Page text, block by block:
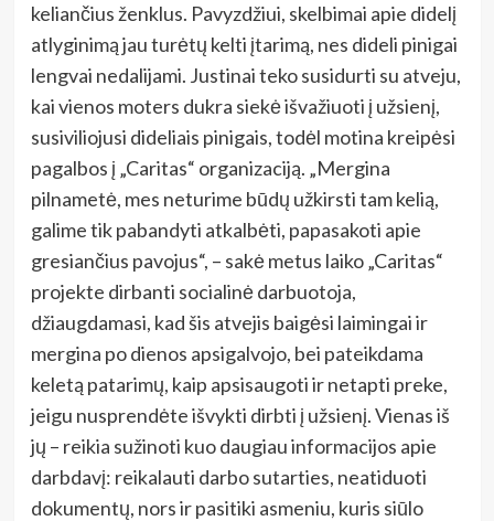
keliančius ženklus. Pavyzdžiui, skelbimai apie didelį
atlyginimą jau turėtų kelti įtarimą, nes dideli pinigai
lengvai nedalijami. Justinai teko susidurti su atveju,
kai vienos moters dukra siekė išvažiuoti į užsienį,
susiviliojusi dideliais pinigais, todėl motina kreipėsi
pagalbos į „Caritas“ organizaciją. „Mergina
pilnametė, mes neturime būdų užkirsti tam kelią,
galime tik pabandyti atkalbėti, papasakoti apie
gresiančius pavojus“, – sakė metus laiko „Caritas“
projekte dirbanti socialinė darbuotoja,
džiaugdamasi, kad šis atvejis baigėsi laimingai ir
mergina po dienos apsigalvojo, bei pateikdama
keletą patarimų, kaip apsisaugoti ir netapti preke,
jeigu nusprendėte išvykti dirbti į užsienį. Vienas iš
jų – reikia sužinoti kuo daugiau informacijos apie
darbdavį: reikalauti darbo sutarties, neatiduoti
dokumentų, nors ir pasitiki asmeniu, kuris siūlo